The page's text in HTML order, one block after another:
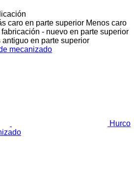
caro en parte superior Menos caro
- nuevo en parte superior
en parte superior
Hurco